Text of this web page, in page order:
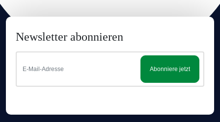
Newsletter abonnieren
Abonniere jetzt